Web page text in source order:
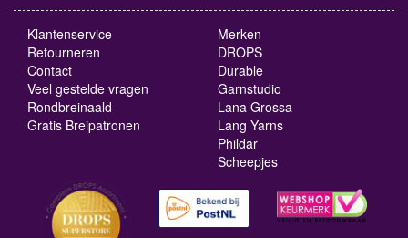
Klantenservice
Retourneren
Contact
Veel gestelde vragen
Rondbreinaald
Gratis Breipatronen
Merken
DROPS
Durable
Garnstudio
Lana Grossa
Lang Yarns
Phildar
Scheepjes